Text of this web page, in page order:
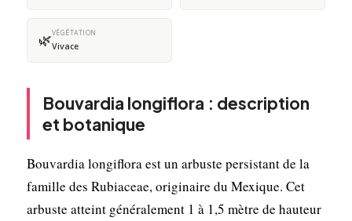
🌿VÉGÉTATION
Vivace
Bouvardia longiflora : description
et botanique
Bouvardia longiflora est un arbuste persistant de la
famille des Rubiaceae, originaire du Mexique. Cet
arbuste atteint généralement 1 à 1,5 mètre de hauteur